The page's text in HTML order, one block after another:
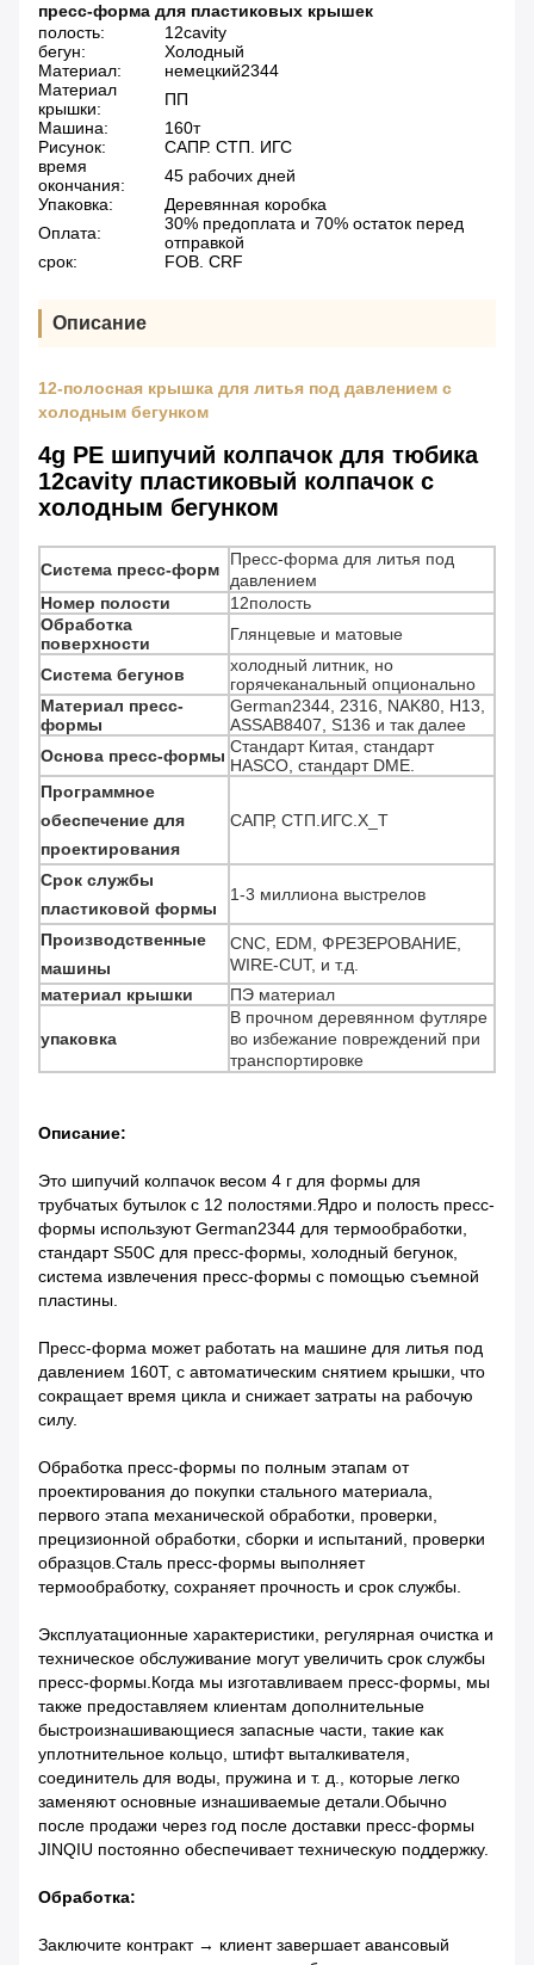
пресс-форма для пластиковых крышек
полость:
12cavity
бегун:
Холодный
Материал:
немецкий2344
Материал
крышки:
ПП
Машина:
160т
Рисунок:
САПР. СТП. ИГС
время
окончания:
45 рабочих дней
Упаковка:
Деревянная коробка
Оплата:
30% предоплата и 70% остаток перед
отправкой
срок:
FOB. CRF
Описание
12-полосная крышка для литья под давлением с
холодным бегунком
4g PE шипучий колпачок для тюбика
12cavity пластиковый колпачок с
холодным бегунком
Система пресс-форм
Пресс-форма для литья под
давлением
Номер полости
12полость
Обработка
поверхности
Глянцевые и матовые
Система бегунов
холодный литник, но
горячеканальный опционально
Материал пресс-
формы
German2344, 2316, NAK80, H13,
ASSAB8407, S136 и так далее
Основа пресс-формы Стандарт Китая, стандарт
HASCO, стандарт DME.
Программное
обеспечение для
проектирования
САПР, СТП.ИГС.Х_Т
Срок службы
пластиковой формы
1-3 миллиона выстрелов
Производственные
машины
CNC, EDM, ФРЕЗЕРОВАНИЕ,
WIRE-CUT, и т.д.
материал крышки
ПЭ материал
упаковка
В прочном деревянном футляре
во избежание повреждений при
транспортировке
Описание:
Это шипучий колпачок весом 4 г для формы для
трубчатых бутылок с 12 полостями.Ядро и полость пресс-
формы используют German2344 для термообработки,
стандарт S50C для пресс-формы, холодный бегунок,
система извлечения пресс-формы с помощью съемной
пластины.
Пресс-форма может работать на машине для литья под
давлением 160T, с автоматическим снятием крышки, что
сокращает время цикла и снижает затраты на рабочую
силу.
Обработка пресс-формы по полным этапам от
проектирования до покупки стального материала,
первого этапа механической обработки, проверки,
прецизионной обработки, сборки и испытаний, проверки
образцов.Сталь пресс-формы выполняет
термообработку, сохраняет прочность и срок службы.
Эксплуатационные характеристики, регулярная очистка и
техническое обслуживание могут увеличить срок службы
пресс-формы.Когда мы изготавливаем пресс-формы, мы
также предоставляем клиентам дополнительные
быстроизнашивающиеся запасные части, такие как
уплотнительное кольцо, штифт выталкивателя,
соединитель для воды, пружина и т. д., которые легко
заменяют основные изнашиваемые детали.Обычно
после продажи через год после доставки пресс-формы
JINQIU постоянно обеспечивает техническую поддержку.
Обработка:
Заключите контракт → клиент завершает авансовый